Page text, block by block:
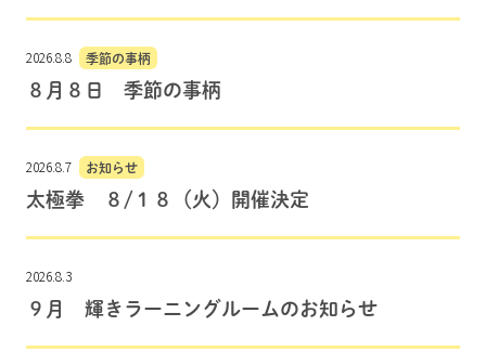
2026.8.8 季節の事柄
８月８日 季節の事柄
2026.8.7 お知らせ
太極拳 ８/１８（火）開催決定
2026.8.3
９月 輝きラーニングルームのお知らせ